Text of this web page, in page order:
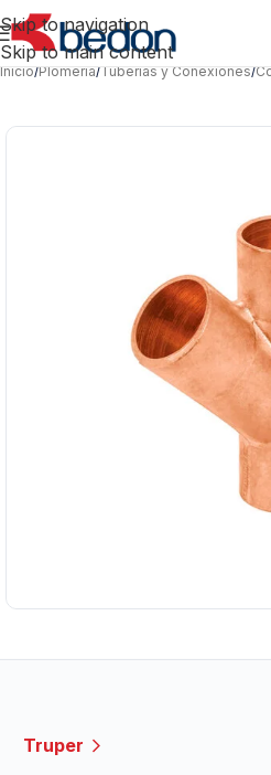
Skip to navigation
Skip to main content
Inicio/Plomería/Tuberías y Conexiones/
Truper